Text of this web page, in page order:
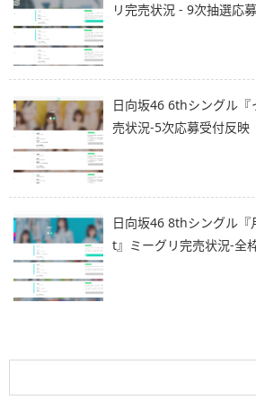
リ完売状況 - 9次抽選応
日向坂46 6thシングル『
売状況-5次応募受付反映
日向坂46 8thシングル
t』ミーグリ完売状況-全